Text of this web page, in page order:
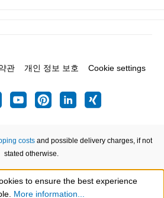
관 개인 정보 보호 Cookie settings
costsand possible delivery charges, if not
stated otherwise.
to ensure the best experience
More information...